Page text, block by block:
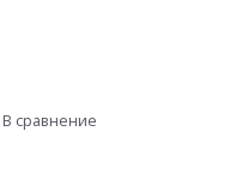
В сравнение